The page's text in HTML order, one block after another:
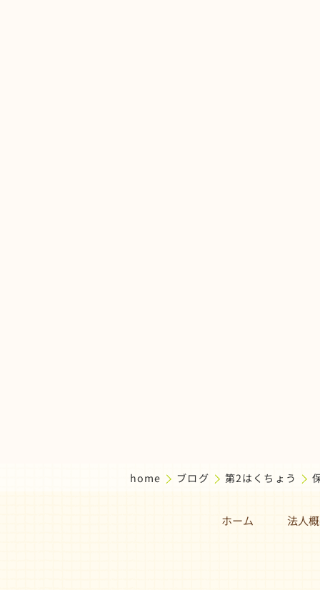
home ブログ 第2はくちょう
ホーム 法人